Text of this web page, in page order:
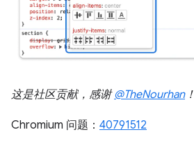
这是社区贡献，感谢@TheNourhan！
Chromium 问题： 40791512